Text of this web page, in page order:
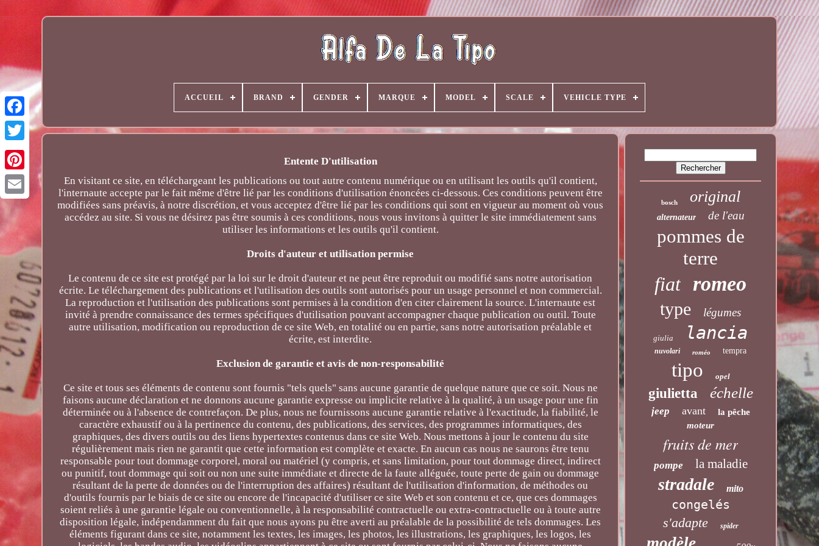
Email
ACCUEIL BRAND GENDER MARQUE MODEL SCALE VEHICLE TYPE
Entente D'utilisation
En visitant ce site, en téléchargeant les publications ou tout autre contenu numérique ou en utilisant les outils qu'il contient,
l'internaute accepte par le fait même d'être lié par les conditions d'utilisation énoncées ci-dessous. Ces conditions peuvent être
modifiées sans préavis, à notre discrétion, et vous acceptez d'être lié par les conditions qui sont en vigueur au moment où vous
accédez au site. Si vous ne désirez pas être soumis à ces conditions, nous vous invitons à quitter le site immédiatement sans
utiliser les informations et les outils qu'il contient.
Droits d'auteur et utilisation permise
Le contenu de ce site est protégé par la loi sur le droit d'auteur et ne peut être reproduit ou modifié sans notre autorisation
écrite. Le téléchargement des publications et l'utilisation des outils sont autorisés pour un usage personnel et non commercial.
La reproduction et l'utilisation des publications sont permises à la condition d'en citer clairement la source. L'internaute est
invité à prendre connaissance des termes spécifiques d'utilisation pouvant accompagner chaque publication ou outil. Toute
autre utilisation, modification ou reproduction de ce site Web, en totalité ou en partie, sans notre autorisation préalable et
écrite, est interdite.
Exclusion de garantie et avis de non-responsabilité
Ce site et tous ses éléments de contenu sont fournis "tels quels" sans aucune garantie de quelque nature que ce soit. Nous ne
faisons aucune déclaration et ne donnons aucune garantie expresse ou implicite relative à la qualité, à un usage pour une fin
déterminée ou à l'absence de contrefaçon. De plus, nous ne fournissons aucune garantie relative à l'exactitude, la fiabilité, le
caractère exhaustif ou à la pertinence du contenu, des publications, des services, des programmes informatiques, des
graphiques, des divers outils ou des liens hypertextes contenus dans ce site Web. Nous mettons à jour le contenu du site
régulièrement mais rien ne garantit que cette information est complète et exacte. En aucun cas nous ne saurons être tenu
responsable pour tout dommage corporel, moral ou matériel (y compris, et sans limitation, pour tout dommage direct, indirect
ou punitif, tout dommage qui soit ou non une suite immédiate et directe de la faute alléguée, toute perte de gain ou dommage
résultant de la perte de données ou de l'interruption des affaires) résultant de l'utilisation d'information, de méthodes ou
d'outils fournis par le biais de ce site ou encore de l'incapacité d'utiliser ce site Web et son contenu et ce, que ces dommages
soient reliés à une garantie légale ou conventionnelle, à la responsabilité contractuelle ou extra-contractuelle ou à toute autre
disposition légale, indépendamment du fait que nous ayons pu être averti au préalable de la possibilité de tels dommages. Les
éléments figurant dans ce site, notamment les textes, les images, les photos, les illustrations, les graphiques, les logos, les
bosch original
alternateur de l'eau
pommes de
terre
fiat romeo
type légumes
giulia lancia
nuvolari roméo tempra
tipo opel
giulietta échelle
jeep avant
la pêche
moteur
fruits de mer
pompe la maladie
stradale mito
congelés
s'adapte spider